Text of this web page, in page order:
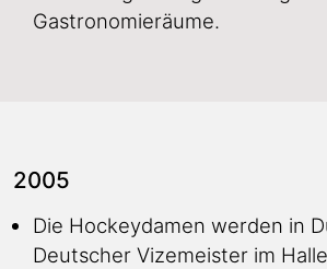
Gastronomieräume.
2005
Die Hockeydamen werden in
Deutscher Vizemeister im